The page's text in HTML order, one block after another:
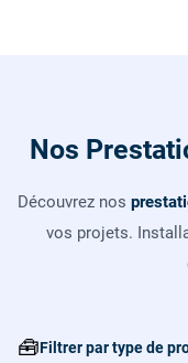
Nos
Découvrez nos
vos projets.
🧰Filtrer par type de